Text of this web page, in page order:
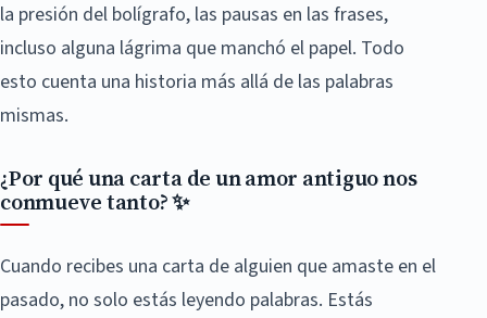
la presión del bolígrafo, las pausas en las frases,
incluso alguna lágrima que manchó el papel. Todo
esto cuenta una historia más allá de las palabras
mismas.
¿Por qué una carta de un amor antiguo nos
conmueve tanto? ✨
Cuando recibes una carta de alguien que amaste en el
pasado, no solo estás leyendo palabras. Estás